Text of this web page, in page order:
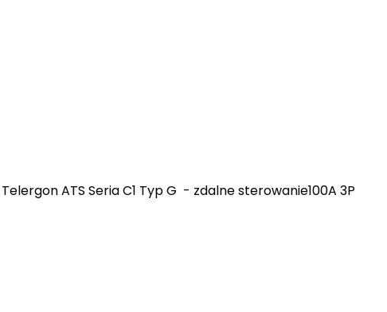
ATS Seria C1 Typ G - zdalne sterowanie100A 3P